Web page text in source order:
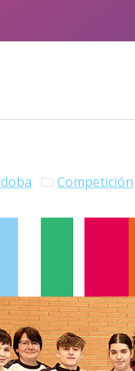
Competición